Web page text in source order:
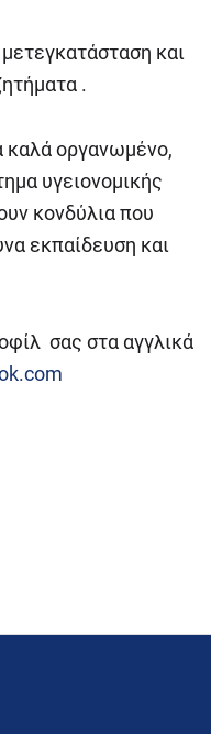
και
.
καλά οργανωμένο,
υγειονομικής
κονδύλια που
εκπαίδευση και
σας στα αγγλικά